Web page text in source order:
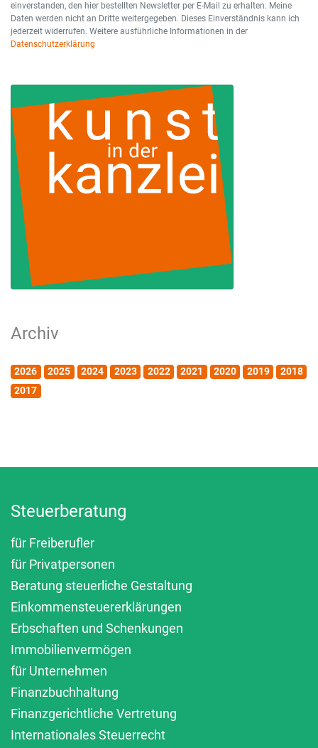
einverstanden, den hier bestellten Newsletter per E-Mail zu erhalten. Meine
Daten werden nicht an Dritte weitergegeben. Dieses Einverständnis kann ich
jederzeit widerrufen. Weitere ausführliche Informationen in der
Datenschutzerklärung
Archiv
2026 2025 2024 2023 2022 2021 2020 2019
2018
2017
Steuerberatung
für Freiberufler
für Privatpersonen
Beratung steuerliche Gestaltung
Einkommensteuererklärungen
Erbschaften und Schenkungen
Immobilienvermögen
für Unternehmen
Finanzbuchhaltung
Finanzgerichtliche Vertretung
Internationales Steuerrecht